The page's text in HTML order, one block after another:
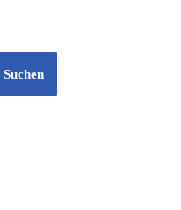
Suchen